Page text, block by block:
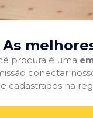
As
procura é uma
conectar
cadastrados na